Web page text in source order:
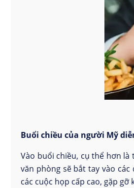
Buổi chiều của người Mỹ
Vào buổi chiều, cụ thể hơn
văn phòng sẽ bắt tay vào
các cuộc họp cấp cao, gặp gỡ